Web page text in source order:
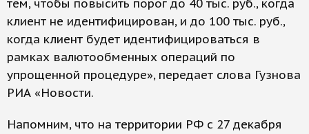
тем, чтобы повысить порог до 40 тыс. руб., когда
клиент не идентифицирован, и до 100 тыс. руб.,
когда клиент будет идентифицироваться в
рамках валютообменных операций по
упрощенной процедуре», передает слова Гузнова
РИА «Новости.
Напомним, что на территории РФ с 27 декабря